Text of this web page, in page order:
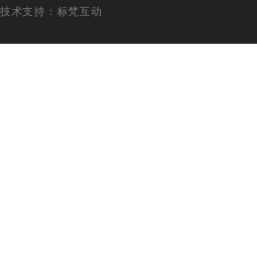
技术支持： 标梵互动